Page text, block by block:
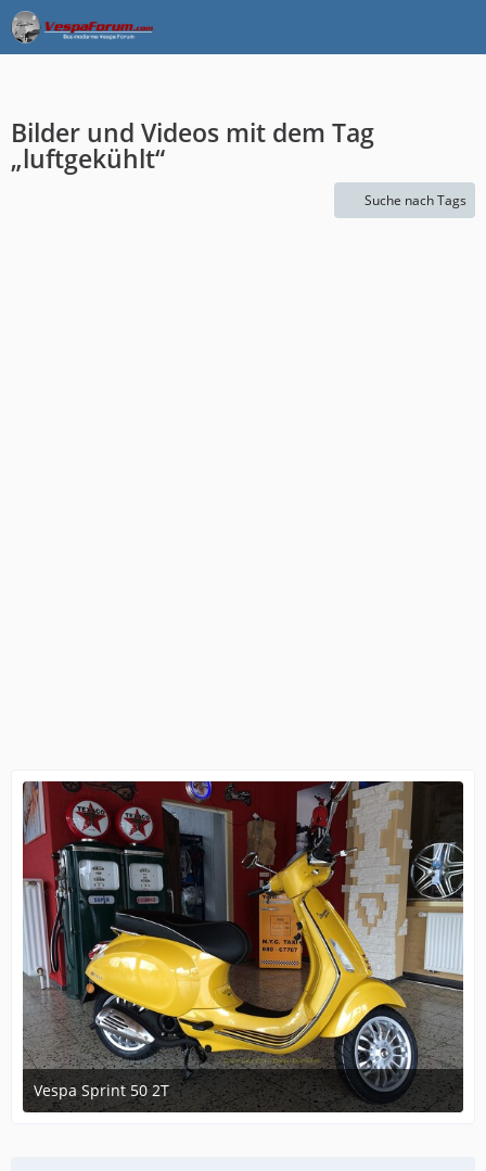
Bilder und Videos mit dem Tag
„luftgekühlt“
Suche nach Tags
Vespa Sprint 50 2T
April 14, 2015 at 08:39